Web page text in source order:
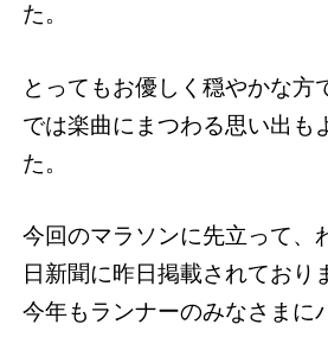
た。
とってもお優しく穏やかな方
では楽曲にまつわる思い出も
た。
今回のマラソンに先立って、
日新聞に昨日掲載されており
今年もランナーのみなさまに